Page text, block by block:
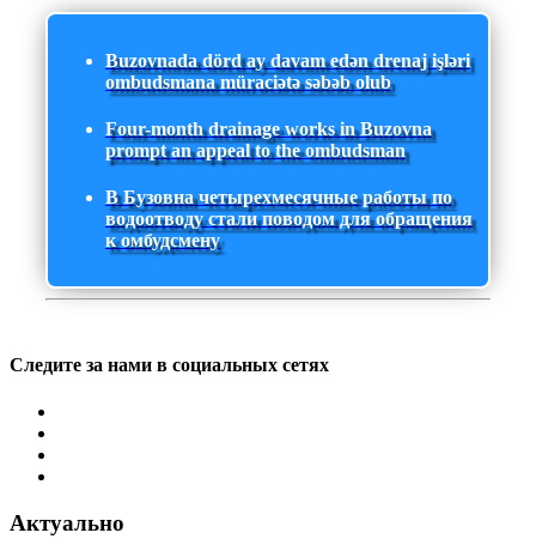
Buzovnada dörd ay davam edən drenaj işləri
ombudsmana müraciətə səbəb olub
Four-month drainage works in Buzovna
prompt an appeal to the ombudsman
В Бузовна четырехмесячные работы по
водоотводу стали поводом для обращения
к омбудсмену
Следите за нами в социальных сетях
Актуально